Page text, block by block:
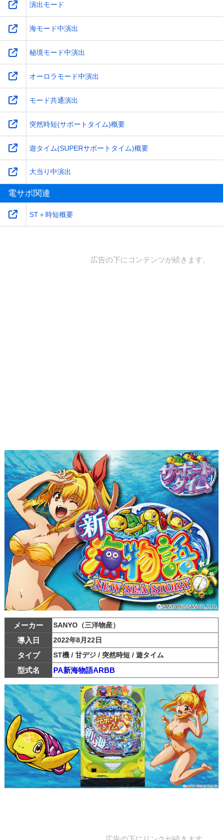
演出モード
海モード中演出
秘境モード中演出
オーロラモード中演出
モード共通演出
突然時短(サポートタイム)概要
遊タイム(SUPERサポートタイム)概要
大当り中演出
電サポ関連
ST＋時短概要
広告の下にコンテンツが続きます。
メーカー SANYO（三洋物産）
導入日 2022年8月22日
タイプ ST機 / 甘デジ / 突然時短 / 遊タイム
型式名 PA新海物語ARBB